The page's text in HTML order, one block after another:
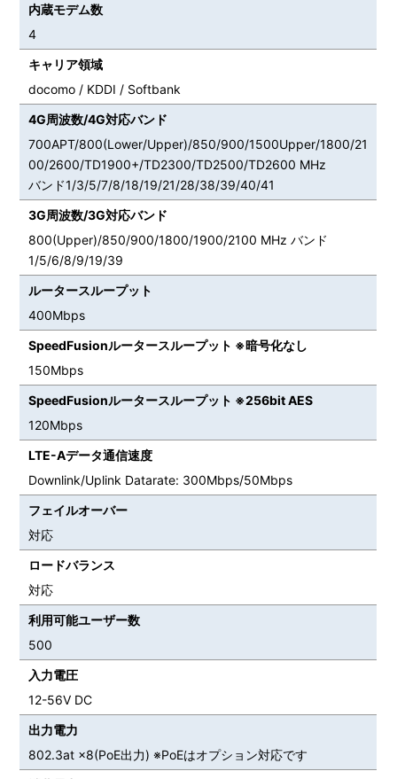
内蔵モデム数
4
キャリア領域
docomo / KDDI / Softbank
4G周波数/4G対応バンド
700APT/800(Lower/Upper)/850/900/1500Upper/1800/21
00/2600/TD1900+/TD2300/TD2500/TD2600 MHz
バンド1/3/5/7/8/18/19/21/28/38/39/40/41
3G周波数/3G対応バンド
800(Upper)/850/900/1800/1900/2100 MHz バンド
1/5/6/8/9/19/39
ルータースループット
400Mbps
SpeedFusionルータースループット ※暗号化なし
150Mbps
SpeedFusionルータースループット ※256bit AES
120Mbps
LTE-Aデータ通信速度
Downlink/Uplink Datarate: 300Mbps/50Mbps
フェイルオーバー
対応
ロードバランス
対応
利用可能ユーザー数
500
入力電圧
12-56V DC
出力電力
802.3at ×8(PoE出力) ※PoEはオプション対応です